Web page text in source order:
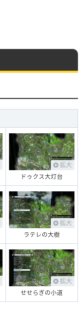
拡大
ドゥクス大灯台
拡大
ラテレの大樹
拡大
せせらぎの小道